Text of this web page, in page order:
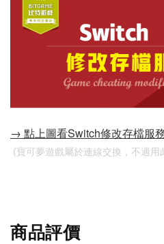
→ 點上圖看Switch修改存檔服
(寶可夢遊戲屬於連線交換，不適用
商品評價